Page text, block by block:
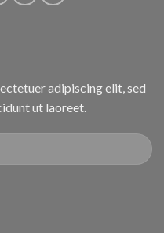
adipiscing elit, sed
ut laoreet.